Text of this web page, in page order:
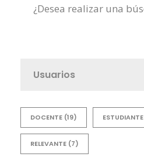
Usuarios
DOCENTE (19) ESTUDIANTE
RELEVANTE (7)